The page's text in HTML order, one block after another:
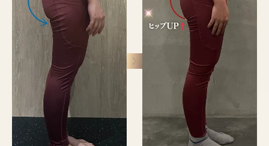
keyboard_arrow_right